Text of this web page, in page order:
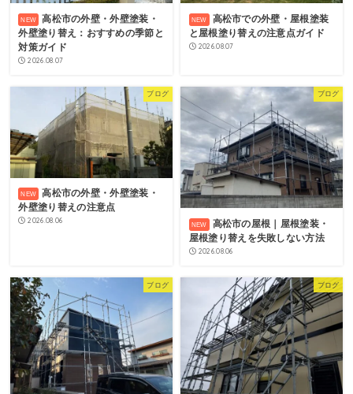
高松市の外壁・外壁塗装・
外壁塗り替え：おすすめの季節と
対策ガイド
2026.08.07
高松市での外壁・屋根塗装
と屋根塗り替えの注意点ガイド
2026.08.07
ブログ
高松市の外壁・外壁塗装・
外壁塗り替えの注意点
2026.08.06
ブログ
高松市の屋根｜屋根塗装・
屋根塗り替えを失敗しない方法
2026.08.06
ブログ ブログ